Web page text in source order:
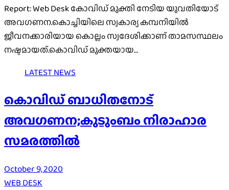
Report: Web Desk കോവിഡ് മുക്തി നേടിയ യുവതിയോട്
അവഗണന.കൊച്ചിയിലെ സ്വകാര്യ കമ്പനിയിൽ
ജീവനക്കാരിയായ കൊല്ലം സ്വദേശിക്കാണ് താമസസ്ഥലം
നഷ്ടമായത്.കൊവിഡ് മുക്തയായ…
LATEST NEWS
കൊവിഡ് ബാധിതനോട്
അവഗണന;കുടുംബം നിരാഹാര
സമരത്തിൽ
October 9, 2020
WEB DESK